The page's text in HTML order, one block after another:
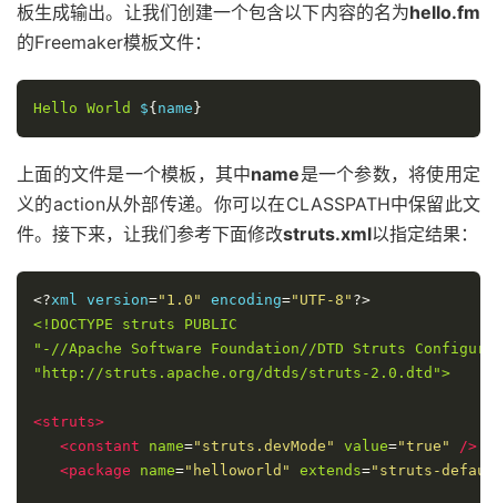
板生成输出。让我们创建一个包含以下内容的名为hello.fm
的Freemaker模板文件：
Hello World ${ name }
上面的文件是一个模板，其中name是一个参数，将使用定
义的action从外部传递。你可以在CLASSPATH中保留此文
件。接下来，让我们参考下面修改struts.xml以指定结果：
<?xml version="1.0" encoding="UTF-8" ?>
<!DOCTYPE struts PUBLIC
"-//Apache Software Foundation//DTD Struts
"http://struts.apache.org/dtds/struts-2.0.dtd">
<struts>
<constant
name="struts.devMode" value="true"
/>
<package
name="helloworld" extends="struts-